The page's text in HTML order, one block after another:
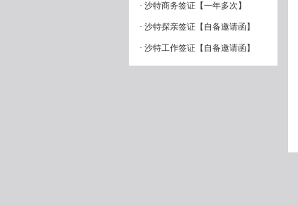
· 沙特商务签证【一年多次】
· 沙特探亲签证【自备邀请函】
· 沙特工作签证【自备邀请函】